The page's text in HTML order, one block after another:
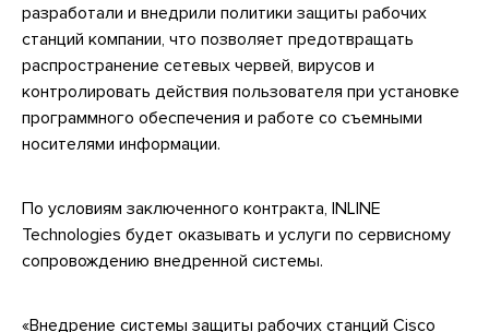
разработали и внедрили политики защиты рабочих
станций компании, что позволяет предотвращать
распространение сетевых червей, вирусов и
контролировать действия пользователя при установке
программного обеспечения и работе со съемными
носителями информации.
По условиям заключенного контракта, INLINE
Technologies будет оказывать и услуги по сервисному
сопровождению внедренной системы.
«Внедрение системы защиты рабочих станций Cisco